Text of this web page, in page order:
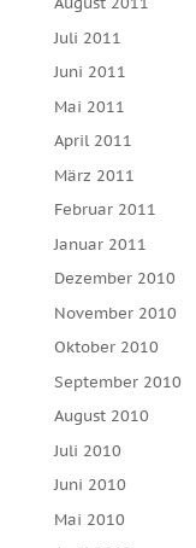
Juli 2011
Juni 2011
Mai 2011
April 2011
März 2011
Februar 2011
Januar 2011
Dezember 2010
November 2010
Oktober 2010
September 2010
August 2010
Juli 2010
Juni 2010
Mai 2010